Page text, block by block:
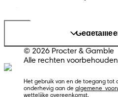
© 2026 Procter & Gamble
Alle rechten
Het gebruik van en de toegang tot
onderhevig aan de algemene